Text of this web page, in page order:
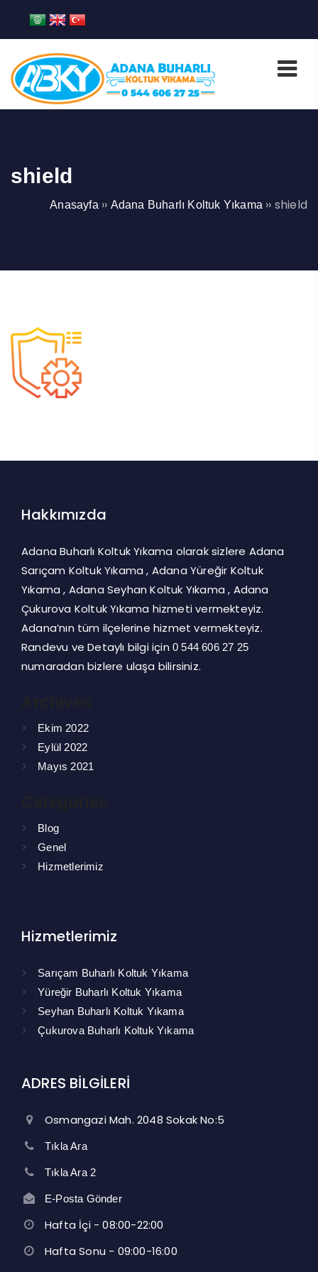
shield
Anasayfa ›› Adana Buharlı Koltuk Yıkama ›› shield
Hakkımızda
Adana Buharlı Koltuk Yıkama olarak sizlere Adana
Sarıçam Koltuk Yıkama , Adana Yüreğir Koltuk
Yıkama , Adana Seyhan Koltuk Yıkama , Adana
Çukurova Koltuk Yıkama hizmeti vermekteyiz.
Adana’nın tüm ilçelerine hizmet vermekteyiz.
Randevu ve Detaylı bilgi için 0 544 606 27 25
numaradan bizlere ulaşa bilirsiniz.
Ekim 2022
Eylül 2022
Mayıs 2021
Blog
Genel
Hizmetlerimiz
Hizmetlerimiz
Sarıçam Buharlı Koltuk Yıkama
Yüreğir Buharlı Koltuk Yıkama
Seyhan Buharlı Koltuk Yıkama
Çukurova Buharlı Koltuk Yıkama
ADRES BİLGİLERİ
Osmangazi Mah. 2048 Sokak No:5
Tıkla Ara
Tıkla Ara 2
E-Posta Gönder
Hafta İçi - 08:00-22:00
Hafta Sonu - 09:00-16:00